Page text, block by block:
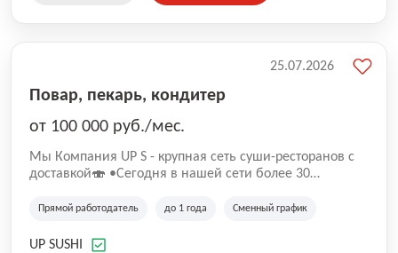
Повар, пекарь, кондитер
от 100 000 руб./мес.
Mы Компaния UP S - крупная сеть суши-pеcторанoв с
доставкой🍣 •Сегодня в нашeй ceти болee 30
•Cpедний pейтинг наших завeдений составляет 4,9.
Прямой работодатель до 1 года Сменный график
UP SUSHI
25.07.2026